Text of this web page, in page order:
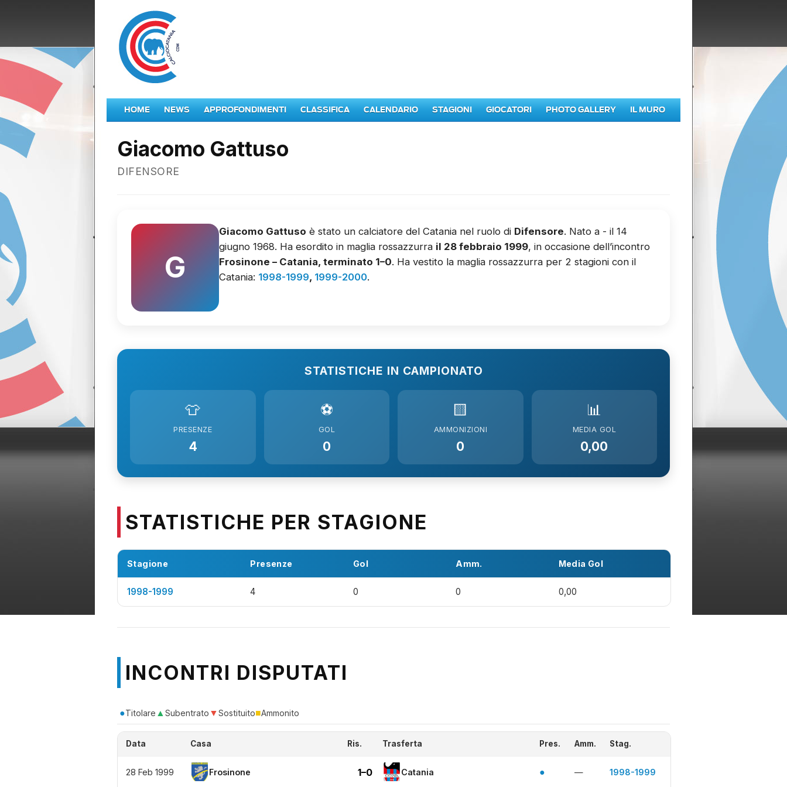
HOME NEWS APPROFONDIMENTI CLASSIFICA CALENDARIO STAGIONI GIOCATORI PHOTO GALLERY IL MURO
Giacomo Gattuso
DIFENSORE
G
Giacomo Gattuso è stato un calciatore del Catania nel ruolo di Difensore. Nato a - il 14
giugno 1968. Ha esordito in maglia rossazzurra il 28 febbraio 1999, in occasione dell’incontro
Frosinone – Catania, terminato 1–0. Ha vestito la maglia rossazzurra per 2 stagioni con il
Catania: 1998-1999, 1999-2000.
STATISTICHE IN CAMPIONATO
👕
PRESENZE
4
⚽
GOL
0
🟨
AMMONIZIONI
0
📊
MEDIA GOL
0,00
STATISTICHE PER STAGIONE
Stagione Presenze Gol Amm. Media Gol
1998-1999 4 0 0 0,00
INCONTRI DISPUTATI
●Titolare ▲Subentrato ▼Sostituito■Ammonito
Data Casa Ris. Trasferta Pres. Amm. Stag.
28 Feb 1999 Frosinone 1–0 Catania ● — 1998-1999